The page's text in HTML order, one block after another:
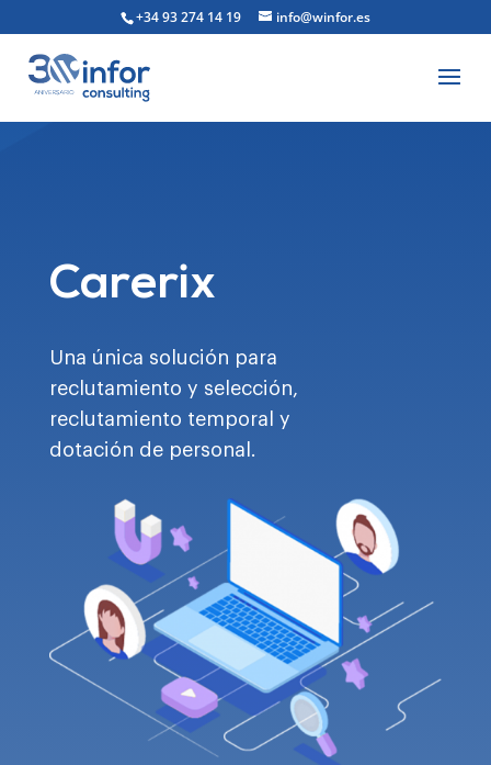
+34 93 274 14 19 info@winfor.es
Carerix
Una única solución para
reclutamiento y selección,
reclutamiento temporal y
dotación de personal.